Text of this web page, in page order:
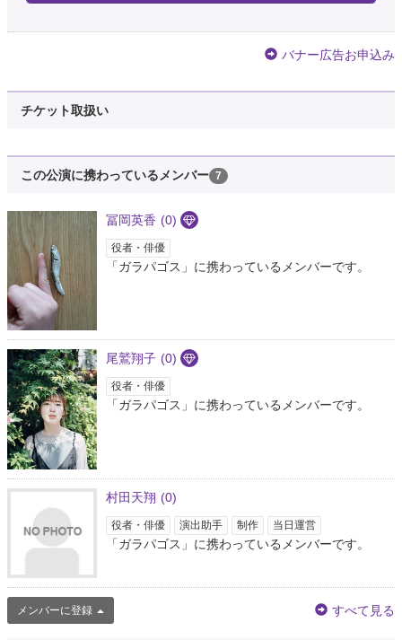
バナー広告お申込み
チケット取扱い
この公演に携わっているメンバー 7
冨岡英香 (0)
役者・俳優
「ガラパゴス」に携わっているメンバーです。
尾鷲翔子 (0)
役者・俳優
「ガラパゴス」に携わっているメンバーです。
村田天翔 (0)
役者・俳優 演出助手 制作 当日運営
「ガラパゴス」に携わっているメンバーです。
メンバーに登録 すべて見る